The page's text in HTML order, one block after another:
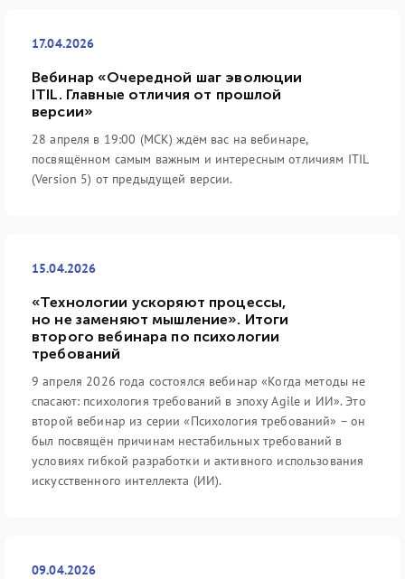
17.04.2026
Вебинар «Очередной шаг эволюции
ITIL. Главные отличия от прошлой
версии»
28 апреля в 19:00 (МСК) ждём вас на вебинаре,
посвящённом самым важным и интересным отличиям ITIL
(Version 5) от предыдущей версии.
15.04.2026
«Технологии ускоряют процессы,
но не заменяют мышление». Итоги
второго вебинара по психологии
требований
9 апреля 2026 года состоялся вебинар «Когда методы не
спасают: психология требований в эпоху Agile и ИИ». Это
второй вебинар из серии «Психология требований» – он
был посвящён причинам нестабильных требований в
условиях гибкой разработки и активного использования
искусственного интеллекта (ИИ).
09.04.2026